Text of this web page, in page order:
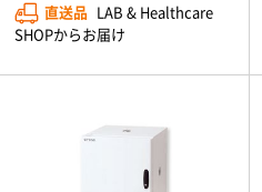
直送品 LAB & Healthcare
SHOPからお届け